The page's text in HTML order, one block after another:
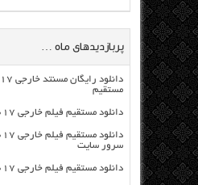
پربازدیدهای ماه …
مستقیم
دانلود مستقیم فیلم خارجی OK Jaanu 2017 از سرور سایت
سرور سایت
دانلود مستقیم فیلم خارجی Cross Wars 2017 از سرور سایت